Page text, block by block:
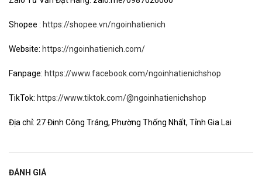
Shopee : https://shopee.vn/ngoinhatienich
Website: https://ngoinhatienich.com/
Fanpage: https://www.facebook.com/ngoinhatienichshop
TikTok: https://www.tiktok.com/@ngoinhatienichshop
Địa chỉ: 27 Đinh Công Tráng, Phường Thống Nhất, Tỉnh Gia Lai
ĐÁNH GIÁ